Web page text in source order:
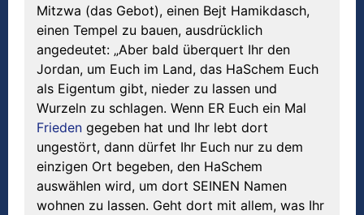
Mitzwa (das Gebot), einen Bejt Hamikdasch,
einen Tempel zu bauen, ausdrücklich
angedeutet: „Aber bald überquert Ihr den
Jordan, um Euch im Land, das HaSchem Euch
als Eigentum gibt, nieder zu lassen und
Wurzeln zu schlagen. Wenn ER Euch ein Mal
Frieden gegeben hat und Ihr lebt dort
ungestört, dann dürfet Ihr Euch nur zu dem
einzigen Ort begeben, den HaSchem
auswählen wird, um dort SEINEN Namen
wohnen zu lassen. Geht dort mit allem, was Ihr